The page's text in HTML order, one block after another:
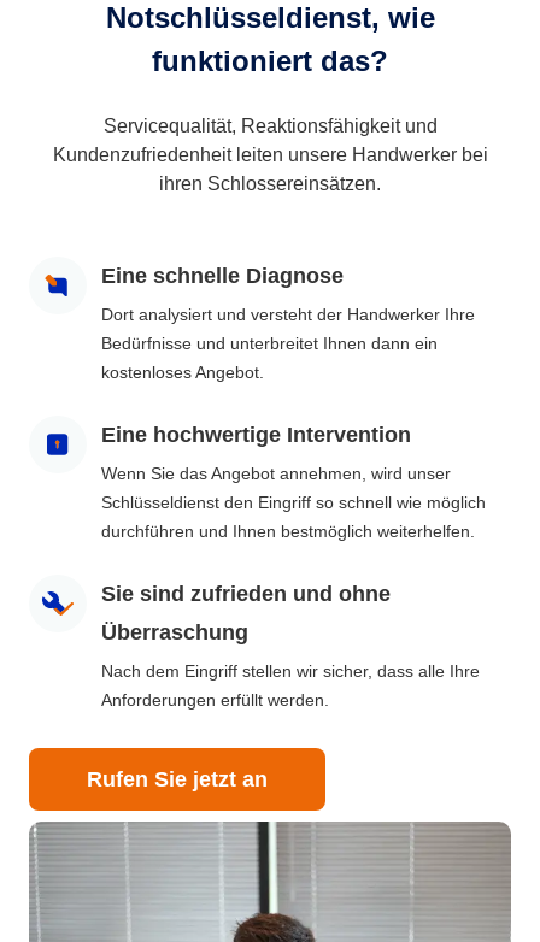
Notschlüsseldienst, wie
funktioniert das?
Servicequalität, Reaktionsfähigkeit und
Kundenzufriedenheit leiten unsere Handwerker bei
ihren Schlossereinsätzen.
Eine schnelle Diagnose
Dort analysiert und versteht der Handwerker Ihre
Bedürfnisse und unterbreitet Ihnen dann ein
kostenloses Angebot.
Eine hochwertige Intervention
Wenn Sie das Angebot annehmen, wird unser
Schlüsseldienst den Eingriff so schnell wie möglich
durchführen und Ihnen bestmöglich weiterhelfen.
Sie sind zufrieden und ohne
Überraschung
Nach dem Eingriff stellen wir sicher, dass alle Ihre
Anforderungen erfüllt werden.
Rufen Sie jetzt an